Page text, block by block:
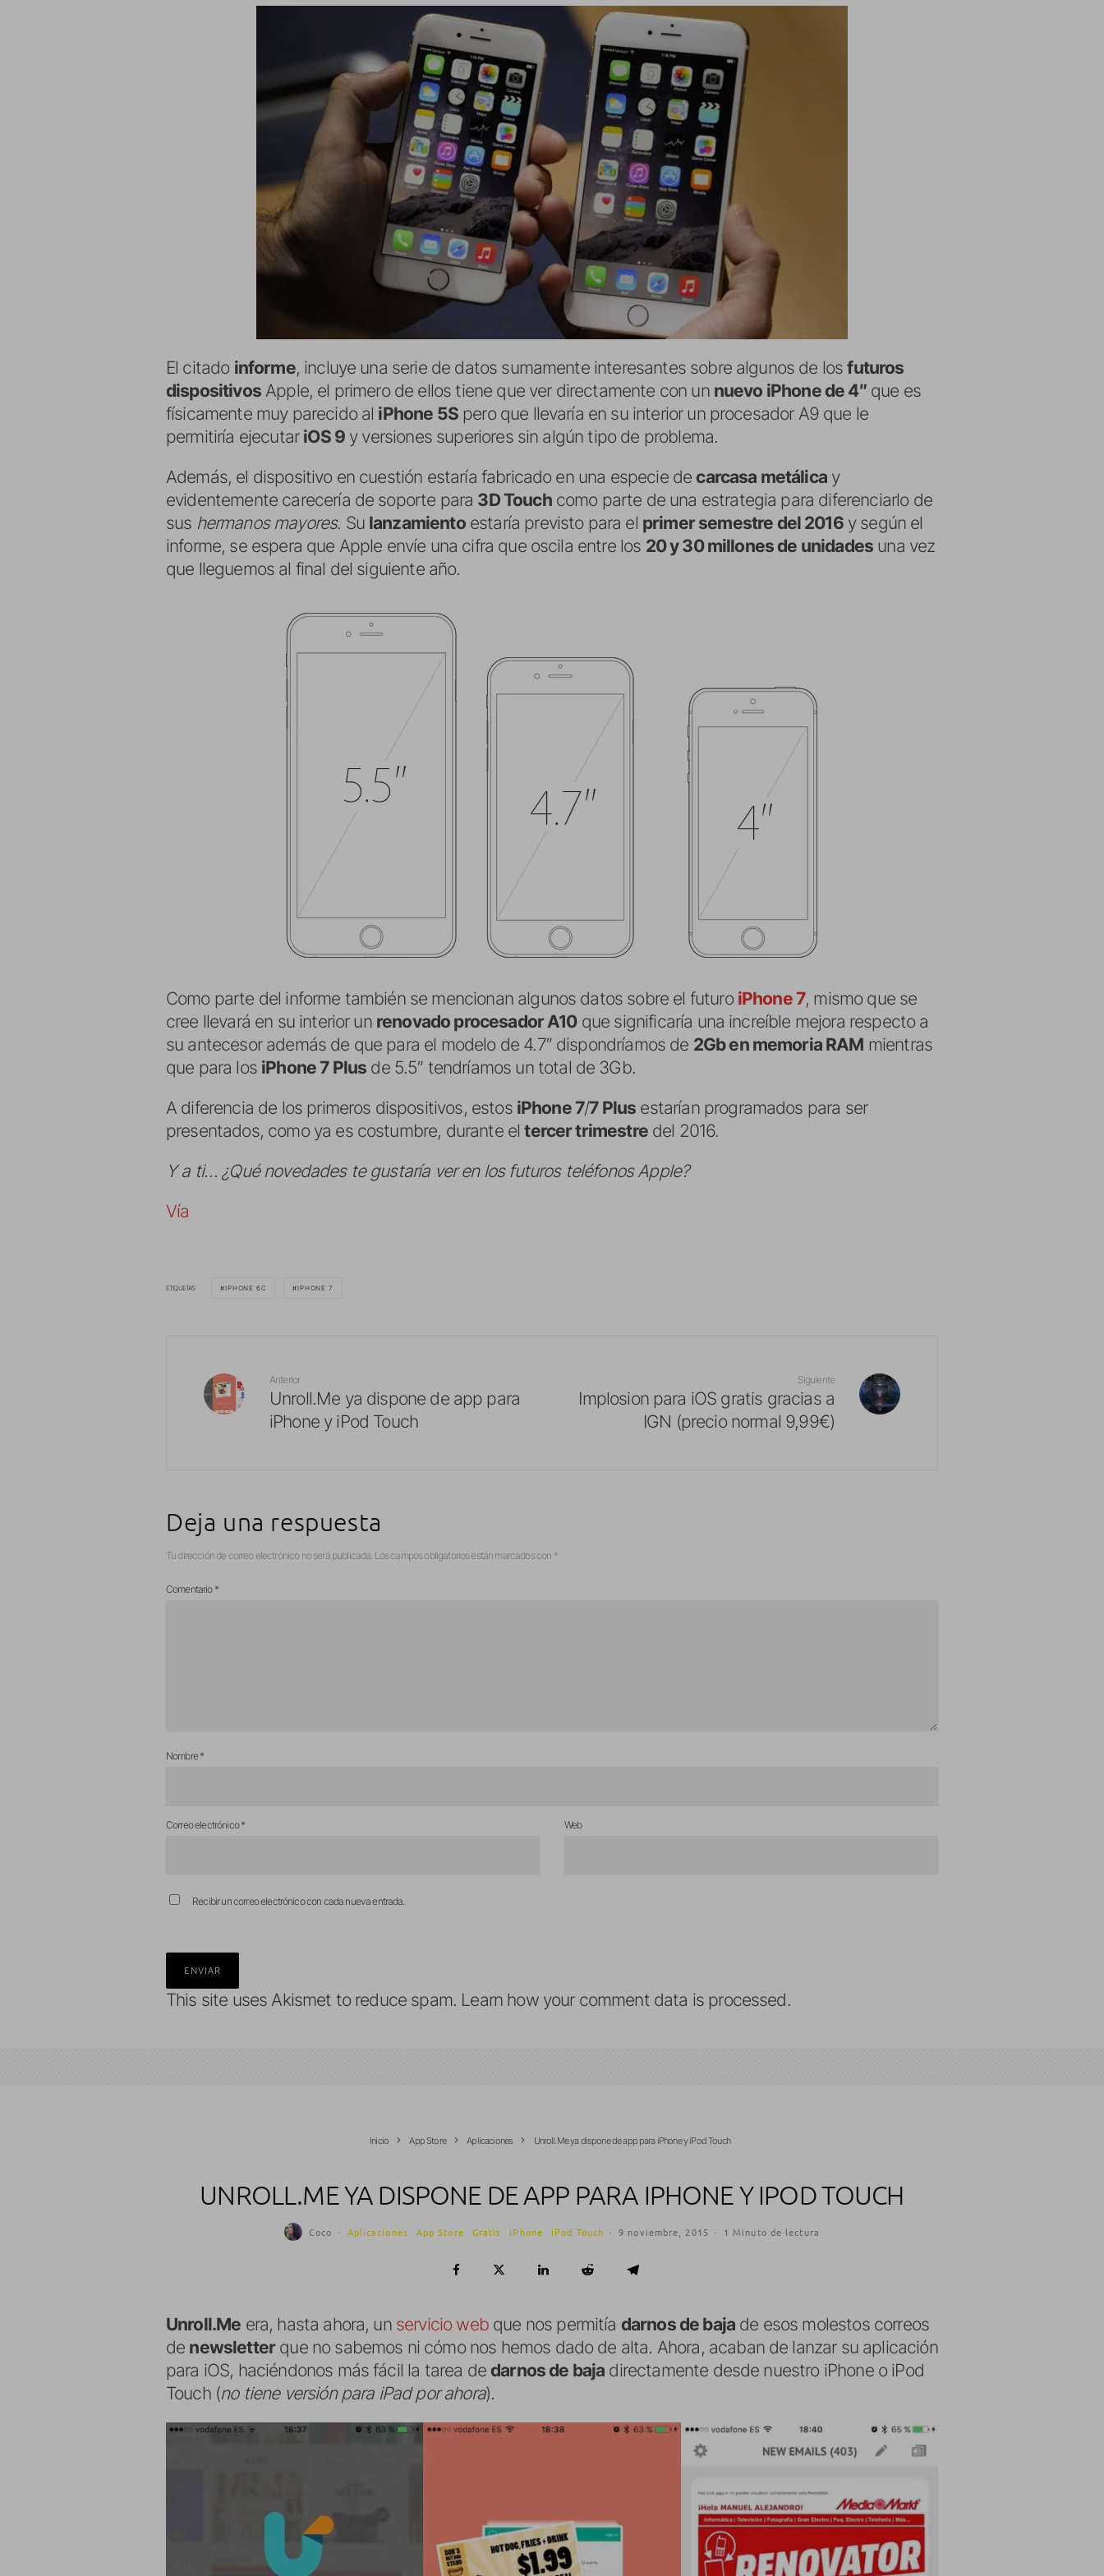
El citado informe, incluye una serie de datos sumamente interesantes sobre algunos de losfuturos
dispositivosApple, el primero de ellos tiene que ver directamente con un nuevo iPhone de 4″que es
físicamente muy parecido al iPhone 5Spero que llevaría en su interior un procesador A9 que le
permitiría ejecutar iOS 9 y versiones superiores sin algún tipo de problema.
Además, el dispositivo en cuestión estaría fabricado en una especie de carcasa metálicay
evidentemente carecería de soporte para 3D Touchcomo parte de una estrategia para diferenciarlo de
sus hermanos mayores. Su lanzamientoestaría previsto para el primer semestre del 2016y según el
informe, se espera que Apple envíe una cifra que oscila entre los 20 y 30 millones de unidades una vez
que lleguemos al final del siguiente año.
Como parte del informe también se mencionan algunos datos sobre el futuro iPhone 7, mismo que se
cree llevará en su interior un renovado procesador A10que significaría una increíble mejora respecto a
su antecesor además de que para el modelo de 4.7″ dispondríamos de 2Gb en memoria RAM mientras
que para los iPhone 7 Plus de 5.5″ tendríamos un total de 3Gb.
A diferencia de los primeros dispositivos, estos iPhone 7/7 Plus estarían programados para ser
presentados, como ya es costumbre, durante eltercer trimestredel 2016.
Y a ti… ¿Qué novedades te gustaría ver en los futuros teléfonos Apple?
Vía
ETIQUETAS IPHONE 6C IPHONE 7
Anterior
Unroll.Me ya dispone de app para
iPhone y iPod Touch
Siguiente
Implosion para iOS gratis gracias a
IGN (precio normal 9,99€)
Deja una respuesta
Tu dirección de correo electrónico no será publicada. Los campos obligatorios están marcados con *
Comentario *
Nombre*
Correo electrónico* Web
Recibir un correo electrónico con cada nueva entrada.
This site uses Akismet to reduce spam. Learn how your comment data is processed.
Inicio App Store Aplicaciones Unroll.Me ya dispone de app para iPhone y iPod Touch
UNROLL.ME YA DISPONE DE APP PARA IPHONE Y IPOD TOUCH
Coco · Aplicaciones App Store Gratis iPhone iPod Touch · 9 noviembre, 2015 · 1 Minuto de lectura
Unroll.Me era, hasta ahora, un servicio webque nos permitía darnos de baja de esos molestos correos
de newsletterque no sabemos ni cómo nos hemos dado de alta. Ahora, acaban de lanzar su aplicación
para iOS, haciéndonos más fácil la tarea de darnos de baja directamente desde nuestro iPhone o iPod
Touch (no tiene versión para iPad por ahora).